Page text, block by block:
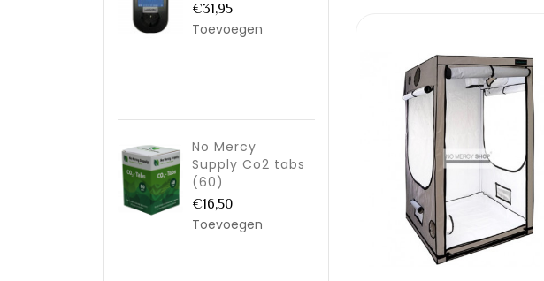
€31,95
Toevoegen
No Mercy
Supply Co2 tabs
(60)
€16,50
Toevoegen